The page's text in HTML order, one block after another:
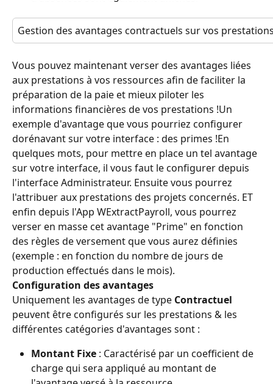
Gestion des avantages contractuels sur vos
Vous pouvez maintenant verser des avantages liées
aux prestations à vos ressources afin de faciliter la
préparation de la paie et mieux piloter les
informations financières de vos prestations !Un
exemple d'avantage que vous pourriez configurer
dorénavant sur votre interface : des primes !En
quelques mots, pour mettre en place un tel avantage
sur votre interface, il vous faut le configurer depuis
l'interface Administrateur. Ensuite vous pourrez
l'attribuer aux prestations des projets concernés. ET
enfin depuis l'App WExtractPayroll, vous pourrez
verser en masse cet avantage "Prime" en fonction
des règles de versement que vous aurez définies
(exemple : en fonction du nombre de jours de
production effectués dans le mois).
Configuration des avantages
Uniquement les avantages de type Contractuel
peuvent être configurés sur les prestations & les
différentes catégories d'avantages sont :
Montant Fixe : Caractérisé par un coefficient de
charge qui sera appliqué au montant de